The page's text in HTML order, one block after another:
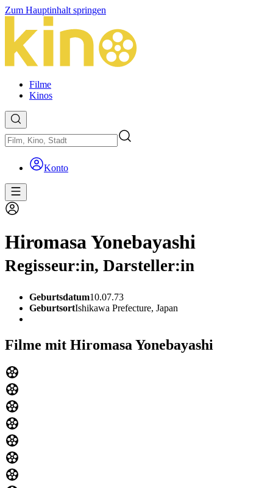
Zum Hauptinhalt springen
Filme
Kinos
Konto
Hiromasa Yonebayashi
Regisseur:in, Darsteller:in
Geburtsdatum10.07.73
GeburtsortIshikawa Prefecture, Japan
Filme mit Hiromasa Yonebayashi